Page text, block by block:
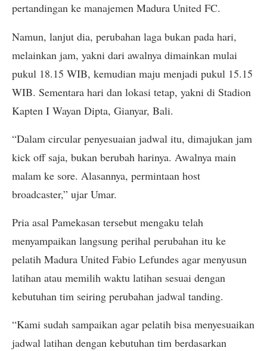
pertandingan ke manajemen Madura United FC.
Namun, lanjut dia, perubahan laga bukan pada hari,
melainkan jam, yakni dari awalnya dimainkan mulai
pukul 18.15 WIB, kemudian maju menjadi pukul 15.15
WIB. Sementara hari dan lokasi tetap, yakni di Stadion
Kapten I Wayan Dipta, Gianyar, Bali.
“Dalam circular penyesuaian jadwal itu, dimajukan jam
kick off saja, bukan berubah harinya. Awalnya main
malam ke sore. Alasannya, permintaan host
broadcaster,” ujar Umar.
Pria asal Pamekasan tersebut mengaku telah
menyampaikan langsung perihal perubahan itu ke
pelatih Madura United Fabio Lefundes agar menyusun
latihan atau memilih waktu latihan sesuai dengan
kebutuhan tim seiring perubahan jadwal tanding.
“Kami sudah sampaikan agar pelatih bisa menyesuaikan
jadwal latihan dengan kebutuhan tim berdasarkan